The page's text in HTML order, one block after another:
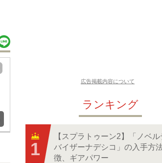
広告掲載内容について
ランキング
【スプラトゥーン2】「ノベル
バイザーナデシコ」の入手方
徴、ギアパワー